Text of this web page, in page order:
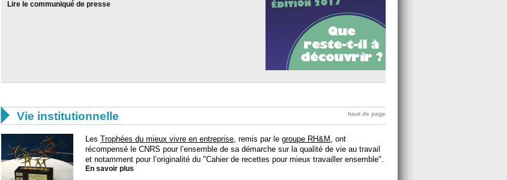
Lire le communiqué de presse
 Vie institutionnelle haut de page
Les Trophées du mieux vivre en entreprise, remis par le groupe RH&M , ont
récompensé le CNRS pour l’ensemble de sa démarche sur la qualité de vie au travail
et notamment pour l’originalité du "Cahier de recettes pour mieux travailler ensemble".
En savoir plus